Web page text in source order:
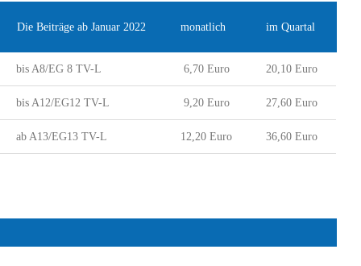
Die Beiträge ab Januar 2022 monatlich im Quartal
bis A8/EG 8 TV-L 6,70 Euro 20,10 Euro
bis A12/EG12 TV-L 9,20 Euro 27,60 Euro
ab A13/EG13 TV-L 12,20 Euro 36,60 Euro